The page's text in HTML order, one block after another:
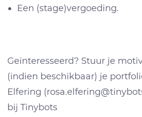
Een (stage)vergoeding.
Geïnteresseerd? Stuur je
(indien beschikbaar) je
Elfering
bij Tinybots